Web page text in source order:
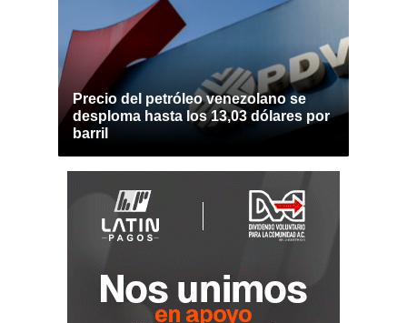
Precio del petróleo venezolano se
desploma hasta los 13,03 dólares por
barril